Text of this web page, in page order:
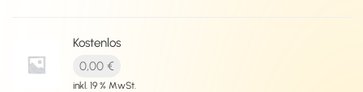
Kostenlos
0,00 €
inkl. 19 % MwSt.